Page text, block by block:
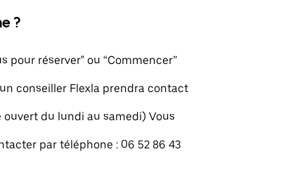
?
pour réserver" ou “Commencer”
conseiller Flexla prendra contact
ouvert du lundi au samedi) Vous
par téléphone : 06 52 86 43